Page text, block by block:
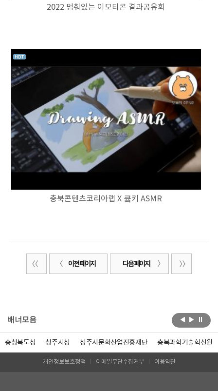
2022 멈춰있는 이모티콘 결과공유회
충북콘텐츠코리아랩 X 큨키 ASMR
이전 페이지 다음 페이지
배너모음
충청북도청 청주시청 청주시문화산업진흥재단 충북과학기술혁신원
개인정보보호정책 이메일무단수집거부 이용약관